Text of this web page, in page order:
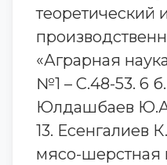
теоретический
«Аграрная
№1 – С.48-53. 6
Юлдашбаев
13. Есенгалиев
мясо-шерстная